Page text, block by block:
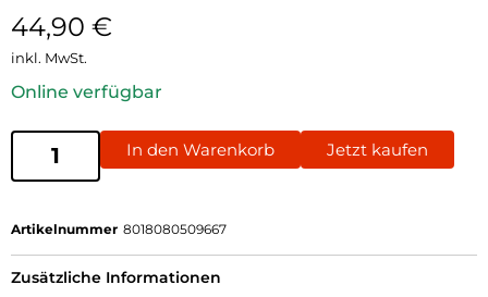
44,90 €
inkl. MwSt.
Online verfügbar
In den Warenkorb Jetzt kaufen
Artikelnummer 8018080509667
Zusätzliche Informationen